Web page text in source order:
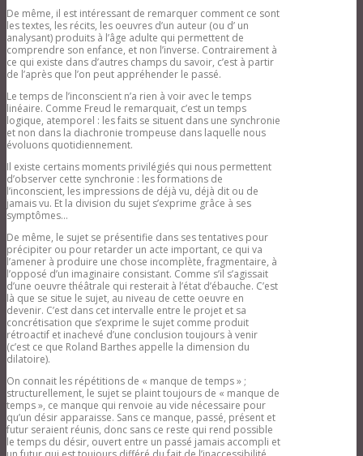
l’ignorance
Journées et demi-journées 2020/2021:
La passion de l’ignorance
L’amour au temps du…
Séminaires 2019/2020: L’amour au
temps du…
Journées et demi journées 2019/2020:
L’amour au temps du…
Congrès oct 2020: « L’amour au temps
du… »
Conférences Amiens Amour 2019-
2020
Au delà de la haine
Séminaires 2018/2019: Au delà de la
haine…des violences inédites
Journées et demi-journées 2018/2019:
au delà de la haine
Congrès 2019: Au delà de la haine..
Conférences Amiens Haine 2018-2019
Réminiscences
Séminaires 2017/2018: souffrons-nous
encore de nos réminiscences
Congrès 2018: Réminiscences
Le réel
L’identification
Séminaires 2009/2010: L’identification
Journées 2008/2009: L’identification
Construction/ déconstruction du symptôme
déconstruction du symptôme
Journée de Séville 2009: Le symptôme
adolescent
Table ronde:construction
déconstruction du symptôme
L'(in)actualité de la logique de l’inconscient
De même, il est intéressant de remarquer comment ce sont
les textes, les récits, les oeuvres d’un auteur (ou d’ un
analysant) produits à l’âge adulte qui permettent de
comprendre son enfance, et non l’inverse. Contrairement à
ce qui existe dans d’autres champs du savoir, c’est à partir
de l’après que l’on peut appréhender le passé.
Le temps de l’inconscient n’a rien à voir avec le temps
linéaire. Comme Freud le remarquait, c’est un temps
logique, atemporel : les faits se situent dans une synchronie
et non dans la diachronie trompeuse dans laquelle nous
évoluons quotidiennement.
Il existe certains moments privilégiés qui nous permettent
d’observer cette synchronie : les formations de
l’inconscient, les impressions de déjà vu, déjà dit ou de
jamais vu. Et la division du sujet s’exprime grâce à ses
symptômes…
De même, le sujet se présentifie dans ses tentatives pour
précipiter ou pour retarder un acte important, ce qui va
l’amener à produire une chose incomplète, fragmentaire, à
l’opposé d’un imaginaire consistant. Comme s’il s’agissait
d’une oeuvre théâtrale qui resterait à l’état d’ébauche. C’est
là que se situe le sujet, au niveau de cette oeuvre en
devenir. C’est dans cet intervalle entre le projet et sa
concrétisation que s’exprime le sujet comme produit
rétroactif et inachevé d’une conclusion toujours à venir
(c’est ce que Roland Barthes appelle la dimension du
dilatoire).
On connait les répétitions de « manque de temps » ;
structurellement, le sujet se plaint toujours de « manque de
temps », ce manque qui renvoie au vide nécessaire pour
qu’un désir apparaisse. Sans ce manque, passé, présent et
futur seraient réunis, donc sans ce reste qui rend possible
le temps du désir, ouvert entre un passé jamais accompli et